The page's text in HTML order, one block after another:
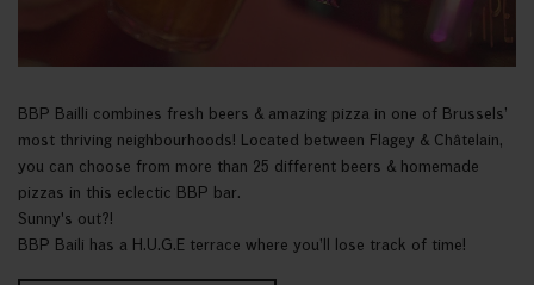
BBP Bailli combines fresh beers & amazing pizza in one of Brussels’
most thriving neighbourhoods! Located between Flagey & Châtelain,
you can choose from more than 25 different beers & homemade
pizzas in this eclectic BBP bar.
Sunny's out?!
BBP Baili has a H.U.G.E terrace where you’ll lose track of time!